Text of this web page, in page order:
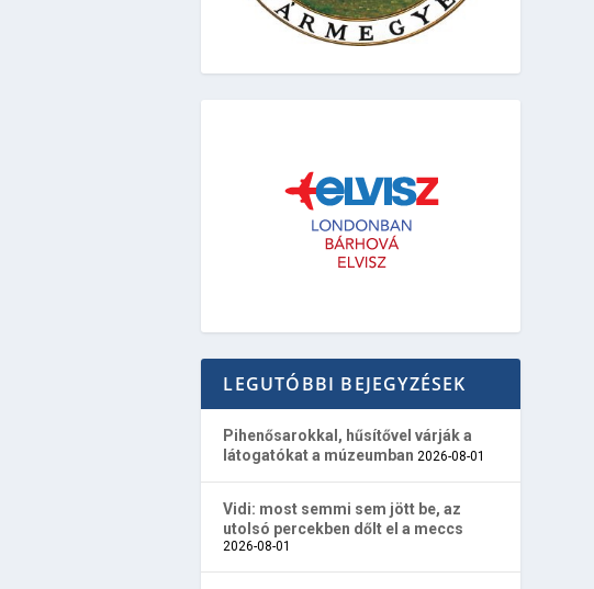
LEGUTÓBBI BEJEGYZÉSEK
Pihenősarokkal, hűsítővel várják a
látogatókat a múzeumban 2026-08-01
Vidi: most semmi sem jött be, az
utolsó percekben dőlt el a meccs
2026-08-01